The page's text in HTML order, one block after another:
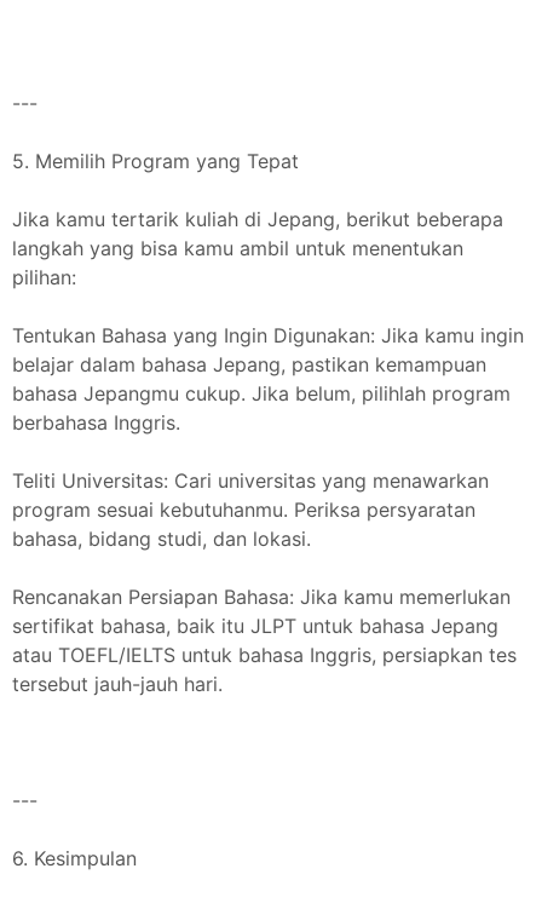
---
5. Memilih Program yang Tepat
Jika kamu tertarik kuliah di Jepang, berikut beberapa
langkah yang bisa kamu ambil untuk menentukan
pilihan:
Tentukan Bahasa yang Ingin Digunakan: Jika kamu ingin
belajar dalam bahasa Jepang, pastikan kemampuan
bahasa Jepangmu cukup. Jika belum, pilihlah program
berbahasa Inggris.
Teliti Universitas: Cari universitas yang menawarkan
program sesuai kebutuhanmu. Periksa persyaratan
bahasa, bidang studi, dan lokasi.
Rencanakan Persiapan Bahasa: Jika kamu memerlukan
sertifikat bahasa, baik itu JLPT untuk bahasa Jepang
atau TOEFL/IELTS untuk bahasa Inggris, persiapkan tes
tersebut jauh-jauh hari.
---
6. Kesimpulan